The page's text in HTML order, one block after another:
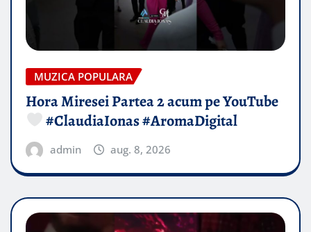
MUZICA POPULARA
Hora Miresei Partea 2 acum pe YouTube
#ClaudiaIonas #AromaDigital
admin aug. 8, 2026